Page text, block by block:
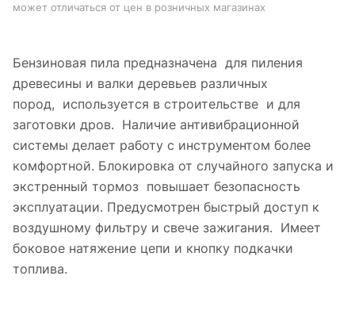
может отличаться от цен в розничных магазинах
Бензиновая пила предназначена для пиления
древесины и валки деревьев различных
пород, используется в строительстве и для
заготовки дров. Наличие антивибрационной
системы делает работу с инструментом более
комфортной. Блокировка от случайного запуска и
экстренный тормоз повышает безопасность
эксплуатации. Предусмотрен быстрый доступ к
воздушному фильтру и свече зажигания. Имеет
боковое натяжение цепи и кнопку подкачки
топлива.